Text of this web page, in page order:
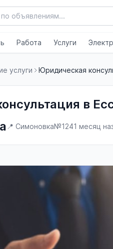
Работа Услуги
услуги Юридическая
в
📍 Симоновка№1241 месяц